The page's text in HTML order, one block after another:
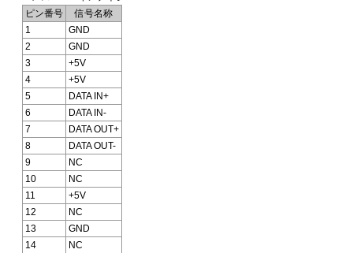
ピン番号
信号名称
1
GND
2
GND
3
+5V
4
+5V
5
DATA IN+
6
DATA IN-
7
DATA OUT+
8
DATA OUT-
9
NC
10
NC
11
+5V
12
NC
13
GND
14
NC